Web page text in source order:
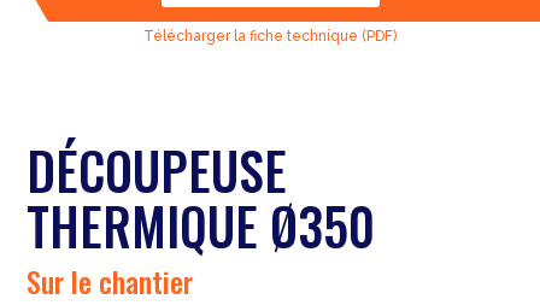
DÉCOUPEUSE
THERMIQUE Ø350
Sur le chantier
Télécharger la fiche technique (PDF)